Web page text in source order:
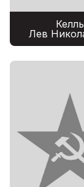
Келль
Лев